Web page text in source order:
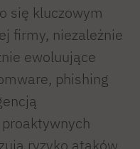
się kluczowym
firmy, niezależnie
ewoluujące
phishing
ryzyko ataków.